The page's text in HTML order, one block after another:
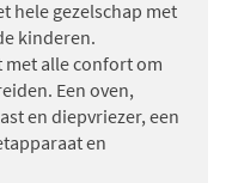
hele gezelschap met
kinderen.
alle confort om
Een oven,
en diepvriezer, een
en